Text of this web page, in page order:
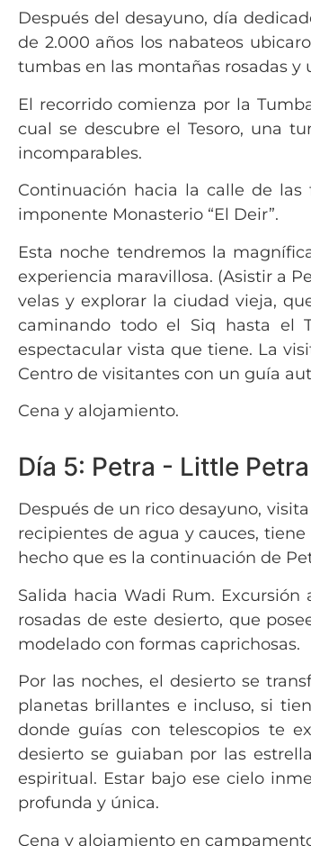
Después del desayuno, día
de 2.000 años los nabateos
tumbas en las montañas rosadas y
El recorrido comienza por la
cual se descubre el Tesoro, una
incomparables.
Continuación hacia la calle de
imponente Monasterio “El Deir”.
Esta noche tendremos la
experiencia maravillosa. (Asistir a
velas y explorar la ciudad vieja,
caminando todo el Siq hasta el
espectacular vista que tiene. La
Centro de visitantes con un guía
Cena y alojamiento.
Día 5: Petra - Little
Después de un rico desayuno,
recipientes de agua y cauces,
hecho que es la continuación de
Salida hacia Wadi Rum.
rosadas de este desierto, que
modelado con formas caprichosas.
Por las noches, el desierto se
planetas brillantes e incluso, si
donde guías con telescopios te
desierto se guiaban por las
espiritual. Estar bajo ese cielo
profunda y única.
Cena y alojamiento en